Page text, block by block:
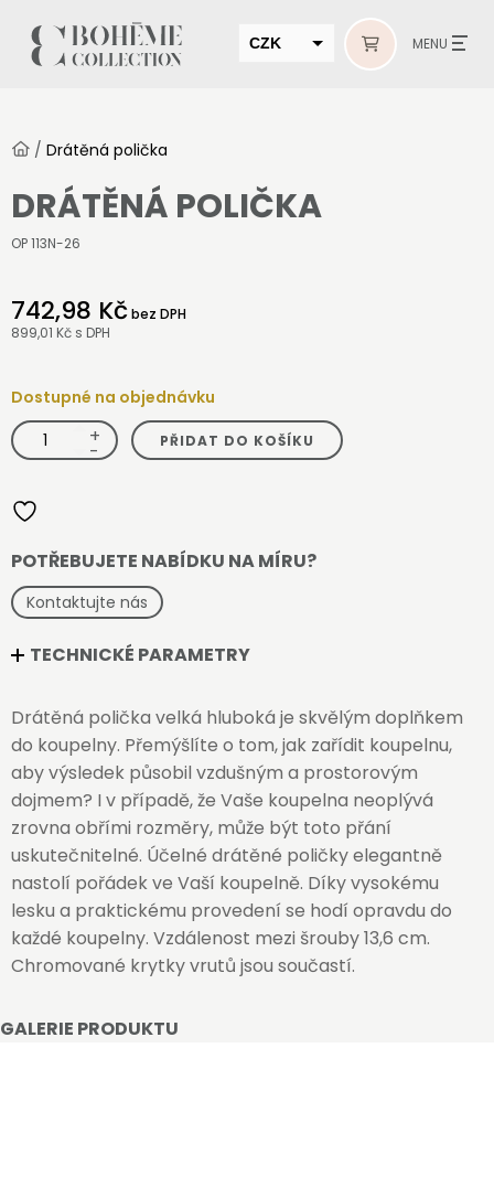
CZK MENU
/ Drátěná polička
GALERIE PRODUKTU
DRÁTĚNÁ POLIČKA
OP 113N-26
742,98 Kčbez DPH
899,01 Kč s DPH
Dostupné na objednávku
Drátěná
polička
množství
+
- PŘIDAT DO KOŠÍKU
POTŘEBUJETE NABÍDKU NA MÍRU?
Kontaktujte nás
TECHNICKÉ PARAMETRY
Drátěná polička velká hluboká je skvělým doplňkem
do koupelny. Přemýšlíte o tom, jak zařídit koupelnu,
aby výsledek působil vzdušným a prostorovým
dojmem? I v případě, že Vaše koupelna neoplývá
zrovna obřími rozměry, může být toto přání
uskutečnitelné. Účelné drátěné poličky elegantně
nastolí pořádek ve Vaší koupelně. Díky vysokému
lesku a praktickému provedení se hodí opravdu do
každé koupelny. Vzdálenost mezi šrouby 13,6 cm.
Chromované krytky vrutů jsou součastí.